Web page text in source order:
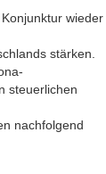
wieder
stärken.
steuerlichen
nachfolgend